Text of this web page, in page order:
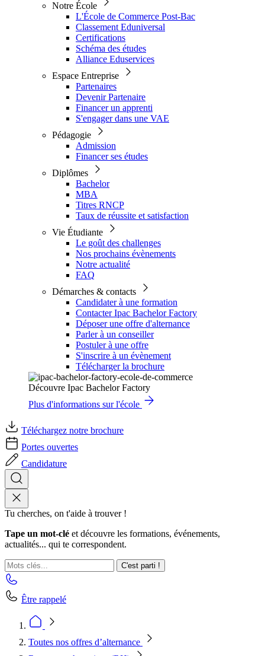
Notre École
L'École de Commerce Post-Bac
Classement Eduniversal
Certifications
Schéma des études
Alliance Eduservices
Espace Entreprise
Partenaires
Devenir Partenaire
Financer un apprenti
S'engager dans une VAE
Pédagogie
Admission
Financer ses études
Diplômes
Bachelor
MBA
Titres RNCP
Taux de réussite et satisfaction
Vie Étudiante
Le goût des challenges
Nos prochains évènements
Notre actualité
FAQ
Démarches & contacts
Candidater à une formation
Contacter Ipac Bachelor Factory
Déposer une offre d'alternance
Parler à un conseiller
Postuler à une offre
S'inscrire à un évènement
Télécharger la brochure
Découvre Ipac Bachelor Factory
Plus d'informations sur l'école
Téléchargez notre brochure
Portes ouvertes
Candidature
Tu cherches, on t'aide à trouver !
Tape un mot-clé et découvre les formations, événements,
actualités... qui te correspondent.
C'est parti !
Être rappelé
Toutes nos offres d’alternance